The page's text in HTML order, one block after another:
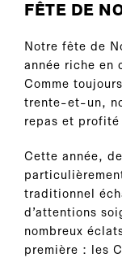
FÊTE DE
Notre fête de
année riche en
Comme
trente-et-un,
repas et profité
Cette année,
traditionnel
d’attentions
nombreux
première : les